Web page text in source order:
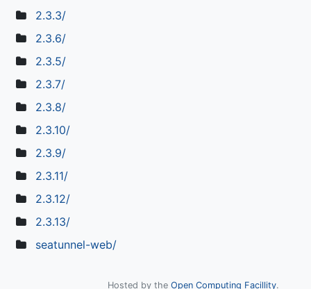
2.3.3/
2.3.6/
2.3.5/
2.3.7/
2.3.8/
2.3.10/
2.3.9/
2.3.11/
2.3.12/
2.3.13/
seatunnel-web/
Hosted by the Open Computing Facillity.